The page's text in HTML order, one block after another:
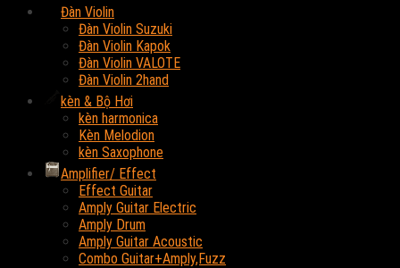
Đàn Violin
Đàn Violin Suzuki
Đàn Violin Kapok
Đàn Violin VALOTE
Đàn Violin 2hand
kèn & Bộ Hơi
kèn harmonica
Kèn Melodion
kèn Saxophone
Amplifier/ Effect
Effect Guitar
Amply Guitar Electric
Amply Drum
Amply Guitar Acoustic
Combo Guitar+Amply,Fuzz